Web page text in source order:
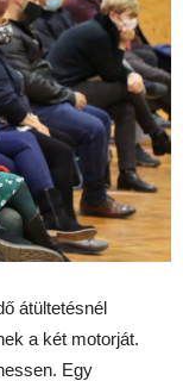
átültetésnél
a két motorját.
Egy